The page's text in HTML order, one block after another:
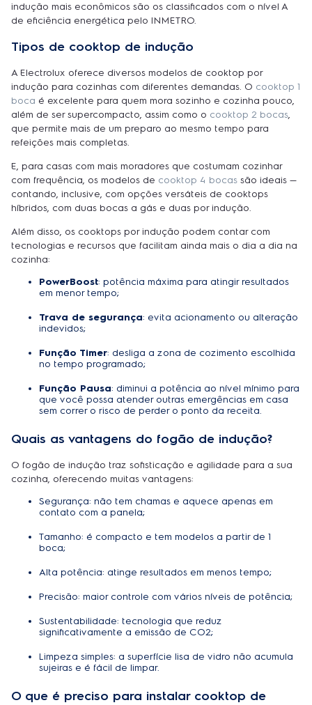
indução mais econômicos são os classificados com o nível A
de eficiência energética pelo INMETRO.
Tipos de cooktop de indução
A Electrolux oferece diversos modelos de cooktop por
indução para cozinhas com diferentes demandas. O cooktop 1
boca é excelente para quem mora sozinho e cozinha pouco,
além de ser supercompacto, assim como o cooktop 2 bocas,
que permite mais de um preparo ao mesmo tempo para
refeições mais completas.
E, para casas com mais moradores que costumam cozinhar
com frequência, os modelos de cooktop 4 bocas são ideais —
contando, inclusive, com opções versáteis de cooktops
híbridos, com duas bocas a gás e duas por indução.
Além disso, os cooktops por indução podem contar com
tecnologias e recursos que facilitam ainda mais o dia a dia na
cozinha:
PowerBoost: potência máxima para atingir resultados
em menor tempo;
Trava de segurança: evita acionamento ou alteração
indevidos;
Função Timer: desliga a zona de cozimento escolhida
no tempo programado;
Função Pausa: diminui a potência ao nível mínimo para
que você possa atender outras emergências em casa
sem correr o risco de perder o ponto da receita.
Quais as vantagens do fogão de indução?
O fogão de indução traz sofisticação e agilidade para a sua
cozinha, oferecendo muitas vantagens:
Segurança: não tem chamas e aquece apenas em
contato com a panela;
Tamanho: é compacto e tem modelos a partir de 1
boca;
Alta potência: atinge resultados em menos tempo;
Precisão: maior controle com vários níveis de potência;
Sustentabilidade: tecnologia que reduz
significativamente a emissão de CO2;
Limpeza simples: a superfície lisa de vidro não acumula
sujeiras e é fácil de limpar.
O que é preciso para instalar cooktop de